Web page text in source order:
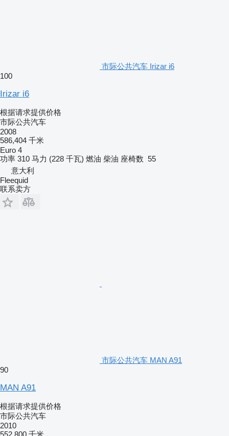
市际公共汽车 Irizar i6
100
Irizar i6
根据请求提供价格
市际公共汽车
2008
586,404 千米
Euro 4
功率 310 马力 (228 千瓦) 燃油 柴油 座椅数 55
意大利
Fleequid
联系卖方
市际公共汽车 MAN A91
90
MAN A91
根据请求提供价格
市际公共汽车
2010
552,800 千米